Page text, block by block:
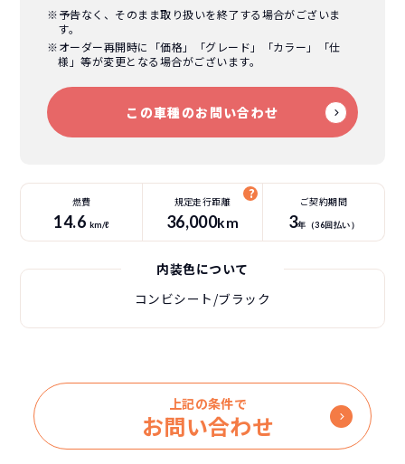
※予告なく、そのまま取り扱いを終了する場合がございま
す。
※オーダー再開時に「価格」「グレード」「カラー」「仕
様」等が変更となる場合がございます。
この車種のお問い合わせ
燃費
14.6 km/ℓ
規定走行距離
36,000km
ご契約期間
3年（36回払い）
内装色について
コンビシート/ブラック
上記の条件で
お問い合わせ